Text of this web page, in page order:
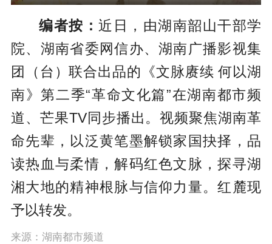
P
a
y
E
n
t
e
r
f
u
l
l
a
编者按：近日，由湖南韶山干部学
院、湖南省委网信办、湖南广播影视集
团（台）联合出品的《文脉赓续 何以湖
南》第二季“革命文化篇”在湖南都市频
道、芒果TV同步播出。视频聚焦湖南革
命先辈，以泛黄笔墨解锁家国抉择，品
读热血与柔情，解码红色文脉，探寻湖
湘大地的精神根脉与信仰力量。红麓现
予以转发。
来源：湖南都市频道